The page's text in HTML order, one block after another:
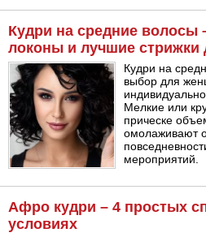
Кудри на средние волосы
локоны и лучшие стрижки
Кудри на
выбор для
Мелкие или
прическе
омолаживают
мероприятий.
Афро кудри – 4 простых
условиях